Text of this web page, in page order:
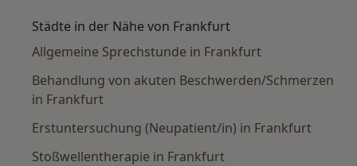
Städte in der Nähe von Frankfurt
Allgemeine Sprechstunde in Frankfurt
Behandlung von akuten Beschwerden/Schmerzen
in Frankfurt
Erstuntersuchung (Neupatient/in) in Frankfurt
Stoßwellentherapie in Frankfurt